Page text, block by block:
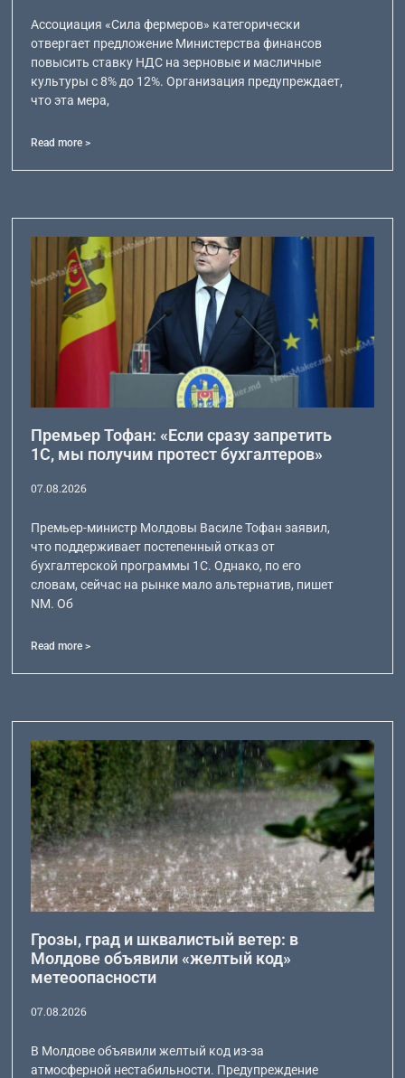
Ассоциация «Сила фермеров» категорически
отвергает предложение Министерства финансов
повысить ставку НДС на зерновые и масличные
культуры с 8% до 12%. Организация предупреждает,
что эта мера,
Read more >
Премьер Тофан: «Если сразу запретить
1С, мы получим протест бухгалтеров»
07.08.2026
Премьер-министр Молдовы Василе Тофан заявил,
что поддерживает постепенный отказ от
бухгалтерской программы 1С. Однако, по его
словам, сейчас на рынке мало альтернатив, пишет
NM. Об
Read more >
Грозы, град и шквалистый ветер: в
Молдове объявили «желтый код»
метеоопасности
07.08.2026
В Молдове объявили желтый код из-за
атмосферной нестабильности. Предупреждение